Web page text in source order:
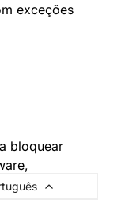
exceções
bloquear
online.